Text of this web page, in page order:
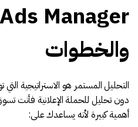
والخطوات
التحليل المستمر هو الاستراتيجية
دون تحليل للحملة الإعلانية فأنت
أهمية كبيرة لأنه يساعدك على: